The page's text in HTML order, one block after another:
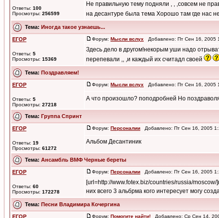
Ответы: 100
Просмотры: 256599
Не правильную тему подняли , , ,совсем не
на десантуре была тема Хорошо там где нас
Тема: Иногда такое узнаешь...
ЕГОР
Ответы: 5
Просмотры: 15369
Форум: Мысли вслух Добавлено: Пт Сен 16,
Здесь дело в другом!некорым уши надо
перепевали ,, ,и каждый их считадл своей
Тема: Поздравляем!
ЕГОР
Ответы: 5
Просмотры: 27218
Форум: Мысли вслух Добавлено: Пт Сен 16,
А что произошло? поподробней Но
Тема: Группа Спринт
ЕГОР
Ответы: 19
Просмотры: 61272
Форум: Персоналии Добавлено: Пт Сен 16, 2005
Альбом Десантиник
Тема: Ансамбль ВМФ Черные береты
ЕГОР
Ответы: 60
Просмотры: 172278
Форум: Персоналии Добавлено: Пт Сен 16, 2005
[url=http://www.fotex.biz/countries/russia/
них всего 3 альбрма кого интересует могу
Тема: Песни Владимира Кочергина
ЕГОР Форум: Помогите найти! Добавлено: Ср Сен 14,